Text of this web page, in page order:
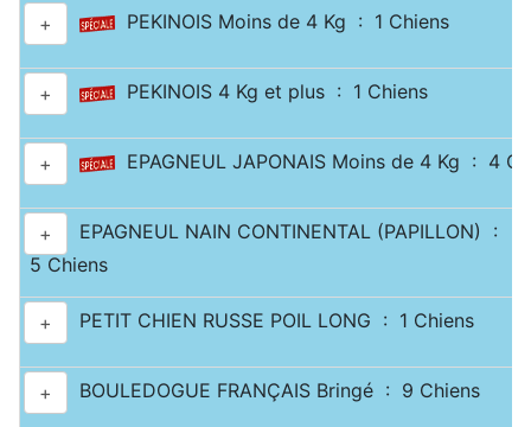
+ PEKINOIS Moins de 4 Kg : 1 Chiens
+ PEKINOIS 4 Kg et plus : 1 Chiens
+ EPAGNEUL JAPONAIS Moins de 4 Kg : 4
+
EPAGNEUL NAIN CONTINENTAL (PAPILLON) :
5 Chiens
+ PETIT CHIEN RUSSE POIL LONG : 1 Chiens
+ BOULEDOGUE FRANÇAIS Bringé : 9 Chiens